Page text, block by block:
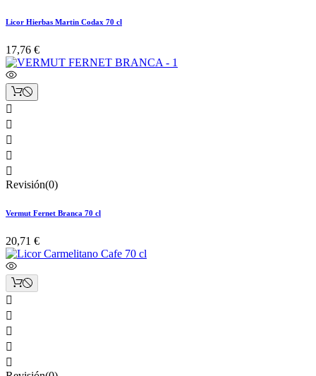
Licor Hierbas Martin Codax 70 cl
17,76 €





Revisión(0)
Vermut Fernet Branca 70 cl
20,71 €




